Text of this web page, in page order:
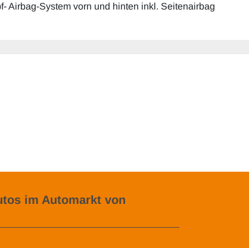
Airbag-System vorn und hinten inkl. Seitenairbag
im Automarkt von